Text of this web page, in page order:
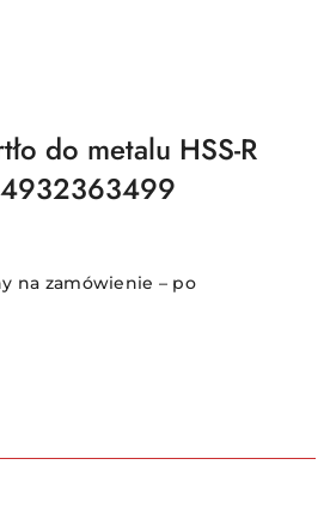
do metalu HSS-R
na zamówienie – po